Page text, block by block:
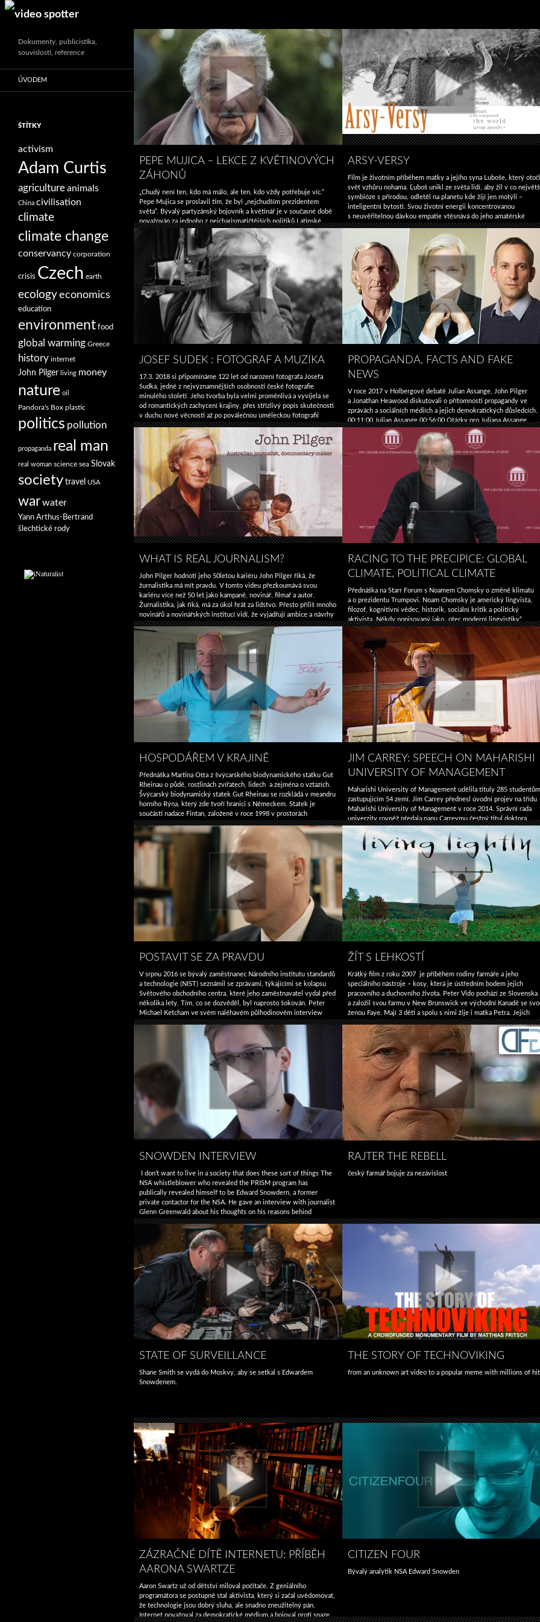
Search
PEPE MUJICA – LEKCE Z KVĚTINOVÝCH
ZÁHONŮ
„Chudý není ten, kdo má málo, ale ten, kdo vždy potřebuje víc.“
Pepe Mujica se proslavil tím, že byl „nejchudším prezidentem
světa“. Bývalý partyzánský bojovník a květinář je v současné době
považován za jednoho z nejcharismatičtějších politiků Latinské
Ameriky. Starší i mladí věří jeho skromnému životnímu stylu
a nekonvenčním způsobům, když jde o politický protokol. Jeho
politické vize, mimo jiné jeho … Pokračování textu
Lekce
z květinových
záhonů
ARSY-VERSY
Film je životním příběhem matky a jejího syna Luboše, který otočil
svět vzhůru nohama. Ľuboš unikl ze světa lidí, aby žil v co
symbióze s přírodou, odletěl na planetu kde žijí jen motýli –
inteligentní bytosti. Svou životní energii koncentrovanou
s neuvěřitelnou dávkou empatie vtěsnává do jeho amatérské
fotografické a filmové tvorby. Vrcholem jeho přírodní fascinace je
Pokračování textu
Versy
JOSEF SUDEK : FOTOGRAF A MUZIKA
17.3. 2018 si připomínáme 122 let od narození fotografa Josefa
Sudka, jedné z nejvýznamnějších osobností české fotografie
minulého století. Jeho tvorba byla velmi proměnlivá a vyvíjela se
od romantických zachycení krajiny, přes střízlivý popis skutečnosti
v duchu nové věcnosti až po poválečnou uměleckou fotografii
vytvářenou technikou kontaktního otisku. Přesto si zachovával
určitou kontinuitu, o čemž svědčí i jeho cesty do obce …
Pokračování textuJosef
Sudek
:
Fotograf
a muzika
→
PROPAGANDA, FACTS AND FAKE
NEWS
V roce 2017 v Holbergově debatě Julian Assange, John Pilger
a Jonathan Heawood diskutovali o přítomnosti propagandy ve
zprávách a sociálních médiích a jejich demokratických důsledcích.
00:11:00 Julian Assange 00:56:00 Otázky pro Juliana Assange
01:19:00 Jonathan Heawood 01:43:00 John Pilger 02:17:11 Otázky
a odpovědi Existuje eskalující válka informací, která ohrožuje naši
demokracii a naši schopnost činit informovaná rozhodnutí? Akce
Pokračování textu
and
WHAT IS REAL JOURNALISM?
John Pilger hodnotí jeho 50letou kariéru John Pilger říká, že
žurnalistika má mít pravdu. V tomto videu přezkoumává svou
kariéru více než 50 let jako kampaně, novinář, filmař a autor.
Žurnalistika, jak říká, má za úkol hrát za lidstvo. Přesto příliš mnoho
novinářů a novinářských institucí vidí, že vyjadřují ambice a návrhy
moci, lidu na vrcholu, místo aby vyjádřili …Pokračování textuWhat
is
→
RACING TO THE PRECIPICE: GLOBAL
CLIMATE, POLITICAL CLIMATE
Přednáška na Starr Forum s Noamem Chomsky o změně klimatu
a o prezidentu Trumpovi. Noam Chomsky je americký lingvista,
filozof, kognitivní vědec, historik, sociální kritik a politický
aktivista. Někdy popisovaný jako „otec moderní lingvistiky“,
Chomsky je také významnou osobností v analytické filozofii
a jedním ze zakladatelů oboru kognitivní vědy. Je profesorem
institutu na Massachusetts Institute of Technology (MIT), kde
pracuje od roku …
Pokračování textu
the
Precipice:
Global
Political
Climate
HOSPODÁŘEM V KRAJINĚ
Přednáška Martina Otta z švýcarského biodynamického statku Gut
Rheinau o půdě, rostlinách zvířatech, lidech a zejména o vztazích.
Švýcarský biodynamický statek Gut Rheinau se rozkládá v meandru
horního Rýna, který zde tvoří hranici s Německem. Statek je
součástí nadace Fintan, založené v roce 1998 v prostorách
někdejšího kláštera. Kromě statku s produkcí mléka, obilovin
a zeleniny je součástí nadace vinařství, pekárna, statková prodejna,
restaurace a osivářský …
Pokračování textu
v krajině
JIM CARREY: SPEECH ON MAHARISHI
UNIVERSITY OF MANAGEMENT
Maharishi University of Management udělila tituly 285 studentům
zastupujícím 54 zemí. Jim Carrey přednesl úvodní projev na třídu
Maharishi University of Management v roce 2014. Správní rada
univerzity rovněž předala panu Carreymu čestný titul doktora
výtvarných umění Honoris Causa, jako uznání jeho významných
celoživotních úspěchů jako světově proslulého komika a herec,
umělec, autor a filantrop. Vítejte, promluvte si …Pokračování textu
→
POSTAVIT SE ZA PRAVDU
V srpnu 2016 se bývalý zaměstnanec Národního institutu standardů
a technologie (NIST) seznámil se zprávami, týkajícími se kolapsu
Světového obchodního centra, které jeho zaměstnavatel vydal před
několika lety. Tím, co se dozvěděl, byl naprosto šokován. Peter
Michael Ketcham ve svém naléhavém půlhodinovém interview
vypráví svůj příběh o zjištění, že organizace, v níž 14 let pracoval,
záměrně potlačila pravdu …Pokračování textu
Postavit
se
za
pravdu
ŽÍT S LEHKOSTÍ
Krátký film z roku 2007 je příběhem rodiny farmáře a jeho
speciálního nástroje – kosy, která je ústředním bodem jejich
pracovního a duchovního života. Peter Vido pochází ze Slovenska
a založil svou farmu v New Brunswick ve východní Kanadě se
ženou Faye. Mají 3 děti a spolu s nimi žije i matka Petra. Jejich
praxe při používání kosy je velmi stará tradice …Pokračování
SNOWDEN INTERVIEW
I don’t want to live in a society that does these sort of things The
NSA whistleblower who revealed the PRISM program has
publically revealed himself to be Edward Snowdern, a former
private contactor for the NSA. He gave an interview with journalist
Glenn Greenwald about his thoughts on his reasons behind
whistleblowing and what what his experience …Pokračování textuSnowden
RAJTER THE REBELL
český farmář bojuje za nezávislost
STATE OF SURVEILLANCE
Shane Smith se vydá do Moskvy, aby se setkal s Edwardem
Snowdenem.
THE STORY OF TECHNOVIKING
from an unknown art video to a popular meme with millions of
ZÁZRAČNÉ DÍTĚ INTERNETU: PŘÍBĚH
AARONA SWARTZE
Aaron Swartz už od dětství miloval počítače. Z geniálního
programátora se postupně stal aktivista, který si začal uvědomovat,
že technologie jsou dobrý sluha, ale snadno zneužitelný pán.
Internet považoval za demokratické médium a bojoval proti snaze
CITIZEN FOUR
Bývalý analytik NSA Edward Snowden
Dokumenty, publicistika,
souvislosti, reference
ÚVODEM
ŠTÍTKY
activism
Adam Curtis
agricultureanimals
China civilisation
climate
climate change
conservancy corporation
crisis Czech earth
ecologyeconomics
education
environment food
global warming Greece
history internet
John Pilger living money
nature oil
Pandora's Box plastic
politics pollution
propaganda real man
real woman science sea Slovak
society travel USA
warwater
Yann Arthus-Bertrand
šlechtické rody